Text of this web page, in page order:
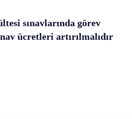
sınavlarında görev
ücretleri artırılmalıdır